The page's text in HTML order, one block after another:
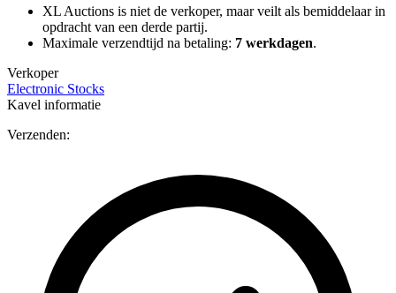
XL Auctions is niet de verkoper, maar veilt als bemiddelaar in
opdracht van een derde partij.
Maximale verzendtijd na betaling: 7 werkdagen.
Verkoper
Electronic Stocks
Kavel informatie
Verzenden: